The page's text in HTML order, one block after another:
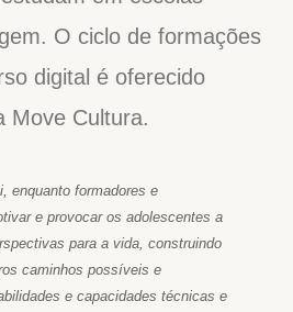
O ciclo de formações
digital é oferecido
Move Cultura.
enquanto formadores e
e provocar os adolescentes a
para a vida, construindo
caminhos possíveis e
e capacidades técnicas e